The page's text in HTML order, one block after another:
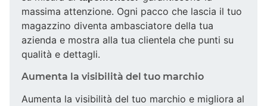
massima attenzione. Ogni pacco che lascia il tuo
magazzino diventa ambasciatore della tua
azienda e mostra alla tua clientela che punti su
qualità e dettagli.
Aumenta la visibilità del tuo marchio
Aumenta la visibilità del tuo marchio e migliora al